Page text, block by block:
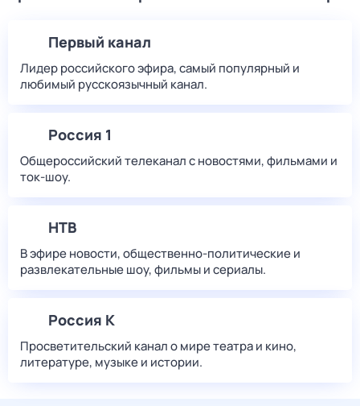
Первый канал
Лидер российского эфира, самый популярный и
любимый русскоязычный канал.
Россия 1
Общероссийский телеканал с новостями, фильмами и
ток-шоу.
НТВ
В эфире новости, общественно-политические и
развлекательные шоу, фильмы и сериалы.
Россия К
Просветительский канал о мире театра и кино,
литературе, музыке и истории.